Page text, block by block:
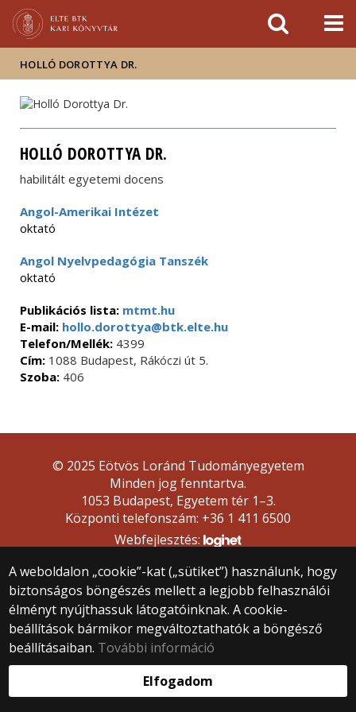
sajtóban
HOLLÓ DOROTTYA DR.
HOLLÓ DOROTTYA DR.
habilitált egyetemi docens
Angol-Amerikai Intézet
oktató
Angol Nyelvpedagógia Tanszék
oktató
Publikációs lista: mtmt.hu
E-mail: hollo.dorottya@btk.elte.hu
Telefon/Mellék: 4399
Cím: 1088 Budapest, Rákóczi út 5.
Szoba: 406
A weboldalon „cookie”-kat („sütiket”) használunk, hogy
biztonságos böngészés mellett a legjobb felhasználói
élményt nyújthassuk látogatóinknak. A cookie-
beállítások bármikor megváltoztathatók a böngésző
beállításaiban. További információ
Elfogadom
© 2025 Eötvös Loránd Tudományegyetem
Minden jog fenntartva.
1053 Budapest, Egyetem tér 1–3.
Központi telefonszám: +36 1 411 6500
Webfejlesztés: